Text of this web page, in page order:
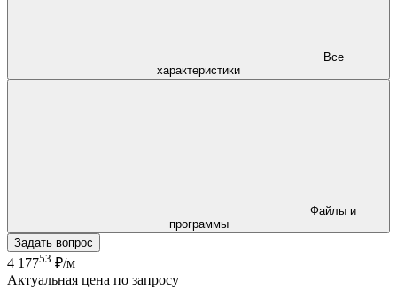
характеристики
программы
Задать вопрос
4 17753 ₽/м
Актуальная цена по запросу